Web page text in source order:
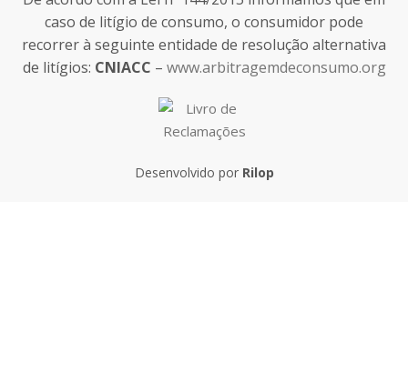
caso de litígio de consumo, o consumidor pode
recorrer à seguinte entidade de resolução alternativa
de litígios: CNIACC – www.arbitragemdeconsumo.org
Desenvolvido por Rilop